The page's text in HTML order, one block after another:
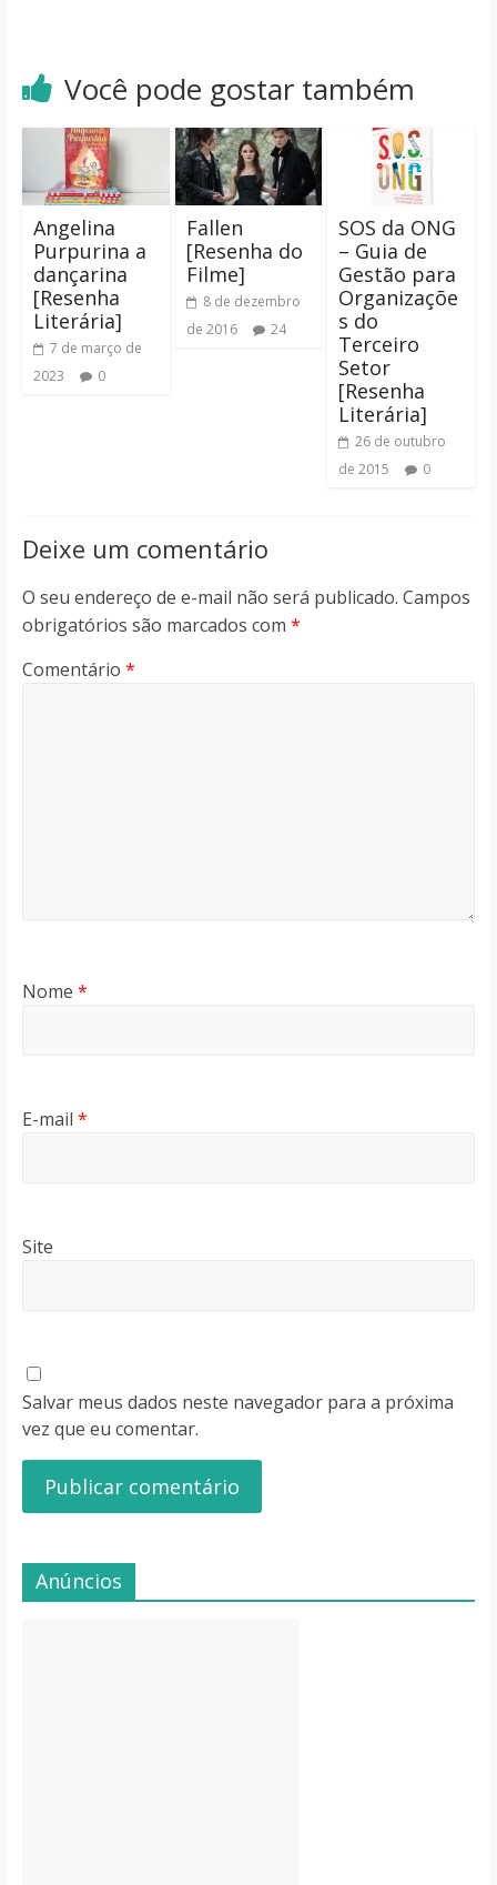
Você pode gostar também
Angelina
Purpurina a
dançarina
[Resenha
Literária]
7 de março de
2023
0
Fallen
[Resenha do
Filme]
8 de dezembro
de 2016
24
SOS da ONG
– Guia de
Gestão para
Organizaçõe
s do
Terceiro
Setor
[Resenha
Literária]
26 de outubro
de 2015
0
Deixe um comentário
O seu endereço de e-mail não será publicado. Campos
obrigatórios são marcados com *
Comentário *
Nome *
E-mail *
Site
Salvar meus dados neste navegador para a próxima
vez que eu comentar.
Anúncios